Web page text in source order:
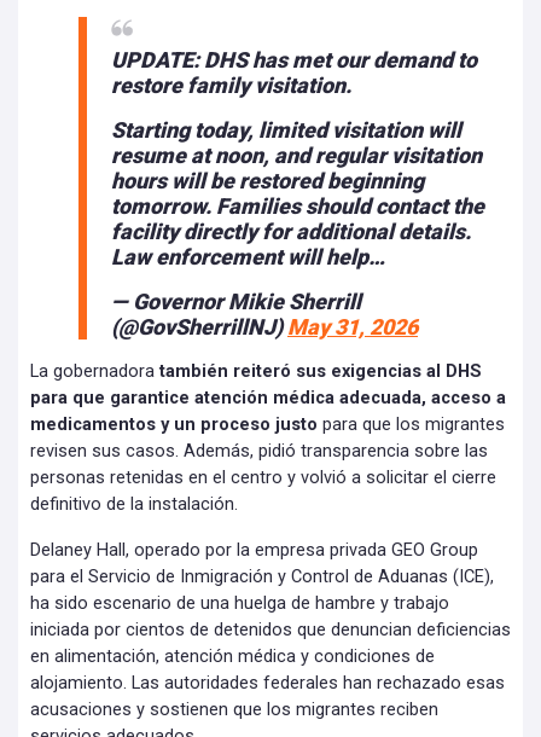
UPDATE: DHS has met our demand to
restore family visitation.
Starting today, limited visitation will
resume at noon, and regular visitation
hours will be restored beginning
tomorrow. Families should contact the
facility directly for additional details.
Law enforcement will help…
— Governor Mikie Sherrill
(@GovSherrillNJ)May 31, 2026
La gobernadoratambién reiteró sus exigencias al DHS
para que garantice atención médica adecuada, acceso a
medicamentos y un proceso justo para que los migrantes
revisen sus casos. Además, pidió transparencia sobre las
personas retenidas en el centro y volvió a solicitar el cierre
definitivo de la instalación.
Delaney Hall, operado por la empresa privada GEO Group
para el Servicio de Inmigración y Control de Aduanas (ICE),
ha sido escenario de una huelga de hambre y trabajo
iniciada por cientos de detenidos que denuncian deficiencias
en alimentación, atención médica y condiciones de
alojamiento. Las autoridades federales han rechazado esas
acusaciones y sostienen que los migrantes reciben